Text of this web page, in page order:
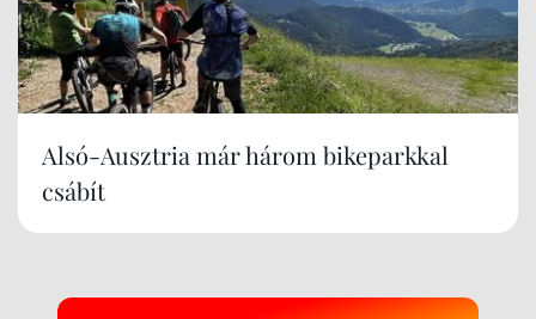
Alsó-Ausztria már három bikeparkkal
csábít